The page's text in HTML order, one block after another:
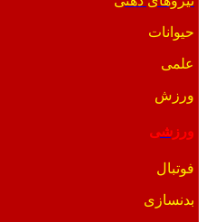
حیوانات
علمی
ورزش
ورزشی
فوتبال
بدنسازی